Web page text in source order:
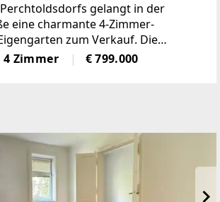
gelangt in der
eine charmante 4-Zimmer-
zum Verkauf. Die
dem gewissen Etwas verbindet
mit privatem Freiraum und
4 Zimmer € 799.000